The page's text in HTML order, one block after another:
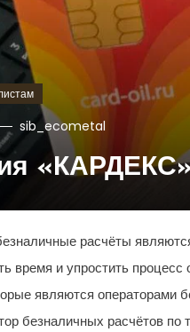
sib_ecometal
расчёты
время и упростить
являются операторами
безналичных расчётов по